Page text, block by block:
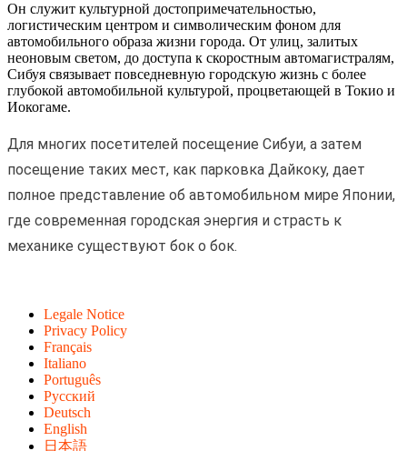
Он служит культурной достопримечательностью,
логистическим центром и символическим фоном для
автомобильного образа жизни города. От улиц, залитых
неоновым светом, до доступа к скоростным автомагистралям,
Сибуя связывает повседневную городскую жизнь с более
глубокой автомобильной культурой, процветающей в Токио и
Иокогаме.
Для многих посетителей посещение Сибуи, а затем
посещение таких мест, как парковка Дайкоку, дает
полное представление об автомобильном мире Японии,
где современная городская энергия и страсть к
механике существуют бок о бок.
Legale Notice
Privacy Policy
Français
Italiano
Português
Русский
Deutsch
English
日本語